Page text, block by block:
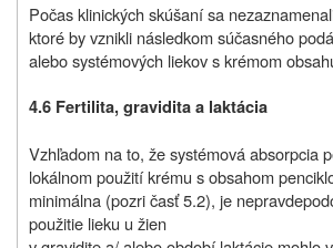
Počas klinických skúšaní sa
ktoré by vznikli následkom súčasného
alebo systémových liekov s krémom
4.6 Fertilita, gravidita a laktácia
Vzhľadom na to, že systémová absorpcia
lokálnom použití krému s obsahom
minimálna (pozri časť 5.2), je
použitie lieku u žien